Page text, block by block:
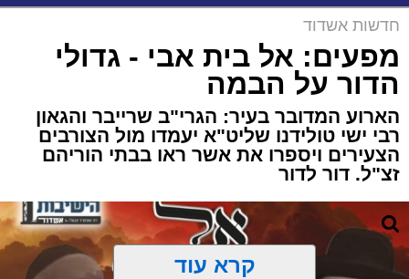
חדשות אשדוד
מפעים: אל בית אבי - גדולי
הדור על הבמה
הארוע המדובר בעיר: הגרי"ב שרייבר והגאון
רבי ישי טולידנו שליט"א יעמדו מול הצורבים
הצעירים ויספרו את אשר ראו בבתי הוריהם
זצ"ל. דור לדור
קרא עוד